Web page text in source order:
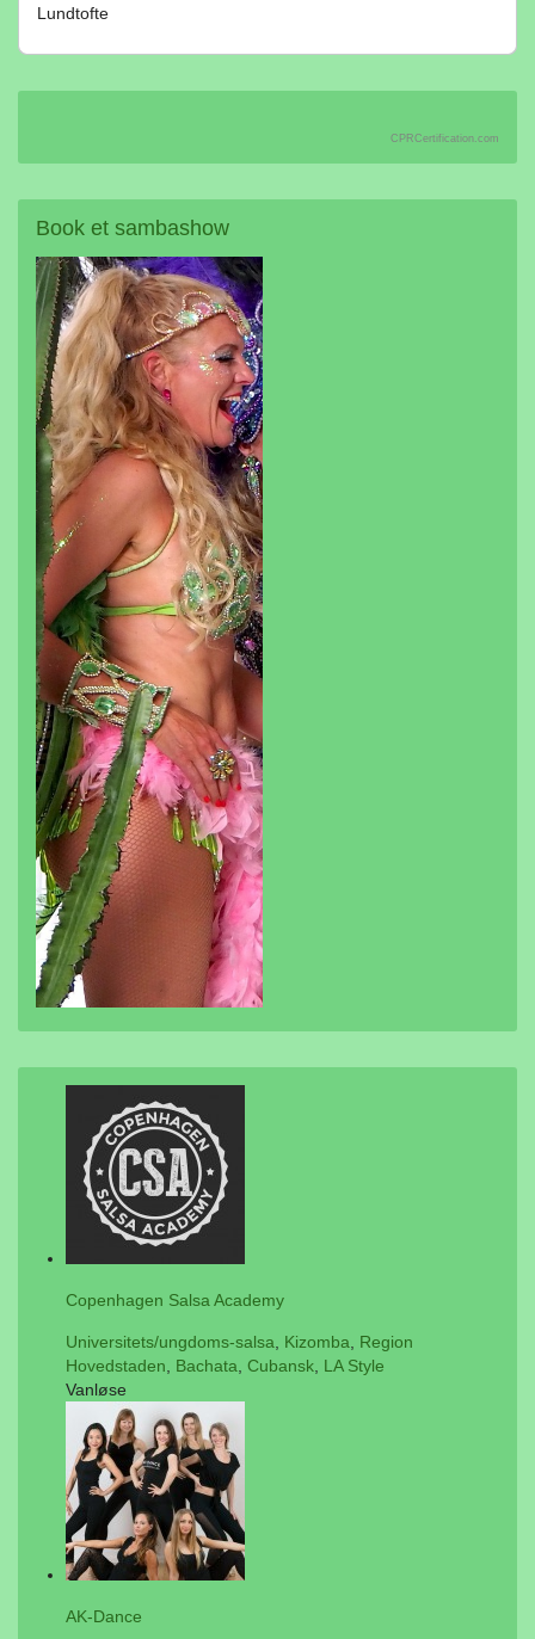
Lundtofte
CPRCertification.com
Book et sambashow
Copenhagen Salsa Academy
Universitets/ungdoms-salsa Kizomba
Region
Hovedstaden
Bachata Cubansk LA Style
Vanløse
AK-Dance